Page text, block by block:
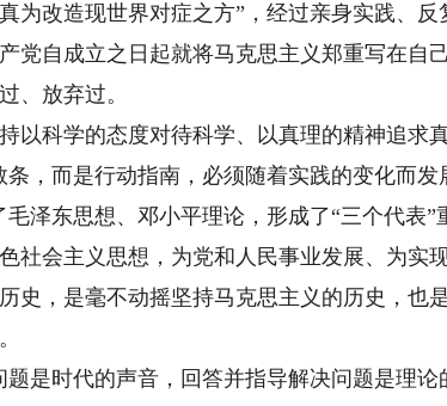
为改造现世界对症之方”，经过亲身实践、
党自成立之日起就将马克思主义郑重写在自
、放弃过。
科学的态度对待科学、以真理的精神追求
，而是行动指南，必须随着实践的变化而发
泽东思想、邓小平理论，形成了“三个代表”
社会主义思想，为党和人民事业发展、为实
史，是毫不动摇坚持马克思主义的历史，也
时代的声音，回答并指导解决问题是理论